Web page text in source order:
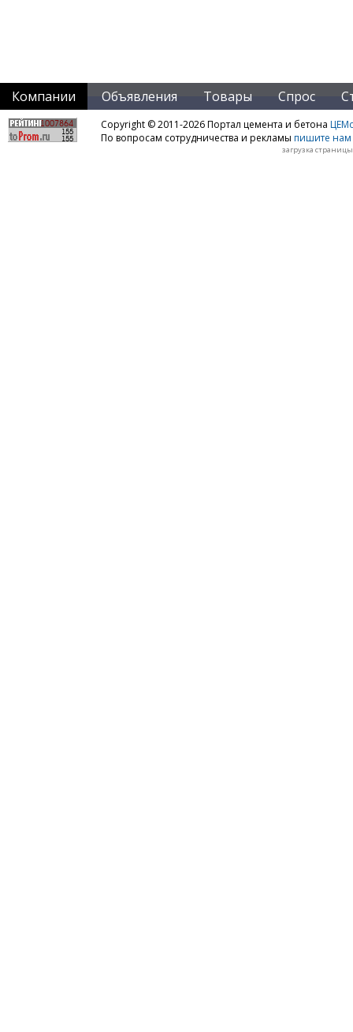
Компании Объявления Товары Спрос
Copyright © 2011-2026 Портал цемента и бетона
По вопросам сотрудничества и рекламы пишите нам
загрузка